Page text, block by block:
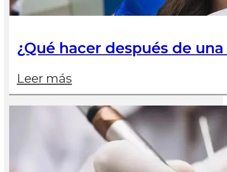
¿Qué hacer después de
Leer más